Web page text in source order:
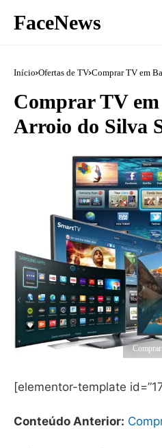
FaceNews
Início Ofertas de TV Comprar TV em
Comprar TV
Arroio do Silva
[elementor-template
Conteúdo Anterior: